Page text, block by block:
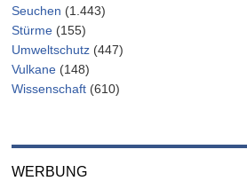
Seuchen (1.443)
Stürme (155)
Umweltschutz (447)
Vulkane (148)
Wissenschaft (610)
WERBUNG